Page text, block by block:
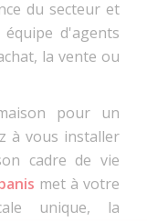
du secteur et
d'agents
la vente ou
pour un
à vous installer
cadre de vie
met à votre
unique, la